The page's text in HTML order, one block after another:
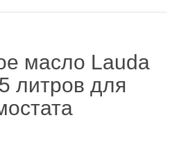
масло Lauda
литров для